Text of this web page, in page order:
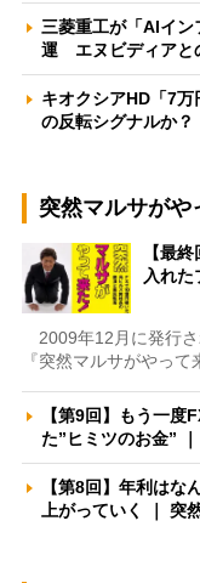
三菱重工が「AIイ
運 エヌビディアと
キオクシアHD「7
の反転シグナルか
突然マルサがや
【最
入れ
2009年12月に発行さ
『突然マルサがやっ
【第9回】もう一
た”ヒミツのお金”
【第8回】年利は
上がっていく ｜ 突